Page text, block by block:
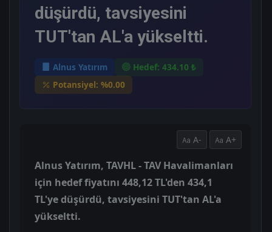
düşürdü, tavsiyesini
TUT'tan AL'a yükseltti.
Alnus Yatırım
Hedef: 434.10 ₺
Potansiyel: %0.00
A- A+
Alnus Yatırım, TAVHL - TAV Havalimanları
için hedef fiyatını 448,12 TL'den 434,1
TL'ye düşürdü, tavsiyesini TUT'tan AL'a
yükseltti.